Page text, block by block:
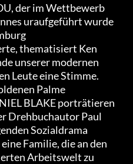
der im Wettbewerb
uraufgeführt wurde
thematisiert Ken
unserer modernen
Leute eine Stimme.
Palme
BLAKE porträtieren
Drehbuchautor Paul
Sozialdrama
Familie, die an den
Arbeitswelt zu